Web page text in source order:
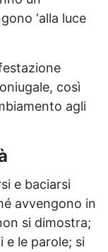
‘alla luce
così
agli
e baciarsi
avvengono in
si dimostra;
e le parole; si